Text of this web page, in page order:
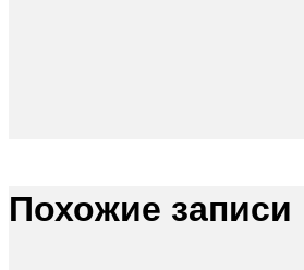
Похожие записи